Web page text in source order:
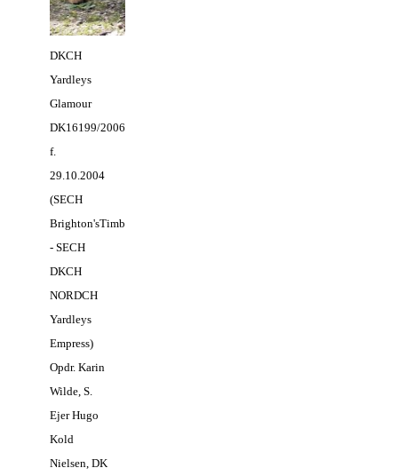
DKCH
Yardleys
Glamour
DK16199/2006
f.
29.10.2004
(SECH
Brighton'sTimber
- SECH
DKCH
NORDCH
Yardleys
Empress)
Opdr. Karin
Wilde, S.
Ejer Hugo
Kold
Nielsen, DK